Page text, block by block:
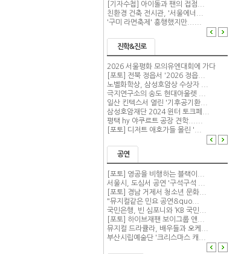
[기자수첩] 아이돌과 팬의 접점...
친환경 건축 전시관, '서울에너...
'구미 라면축제' 흥행했지만......
진학&진로
2026 서울평화 모의유엔대회에 가다
[포토] 전북 정읍서 '2026 정읍...
노벨화학상, 삼성호암상 수상자 ...
극지연구소의 송도 현대아울렛 ...
일산 킨텍스서 열린 '기후공기환...
삼성호암재단 2024 윈터 토크페...
평택 hy 야쿠르트 공장 견학......
[포토] 디저트 애호가들 몰린 '...
공연
[포토] 영공을 비행하는 블랙이...
서울시, 도심서 공연 '구석구석 ...
[포토] 경남 거제서 청소년 문화...
"뮤지컬같은 민요 공연&quo...
국민은행, 빈 심포니와 ‘KB 국민...
[포토] 하이브재팬 보이그룹 앤...
뮤지컬 드라큘라, 배우들과 오케...
부산시립예술단 '크리스마스 캐...